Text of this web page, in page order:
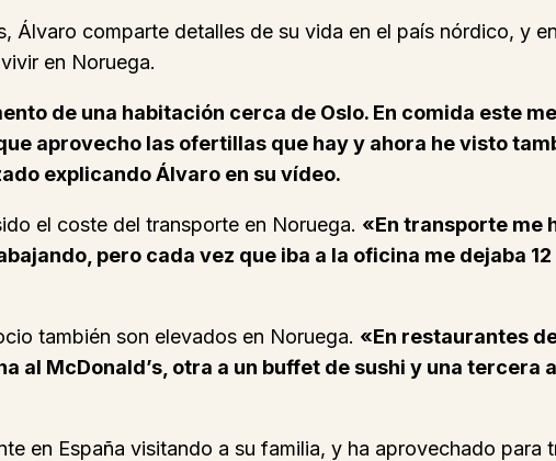
Álvaro comparte detalles de su vida en el país nórdico, y
en Noruega.
de una habitación cerca de Oslo. En comida este
aprovecho las ofertillas que hay y ahora he visto
explicando Álvaro en su vídeo.
el coste del transporte en Noruega. «En transporte me
pero cada vez que iba a la oficina me dejaba 12
también son elevados en Noruega. «En restaurantes
al McDonald’s, otra a un buffet de sushi y una tercera
en España visitando a su familia, y ha aprovechado para